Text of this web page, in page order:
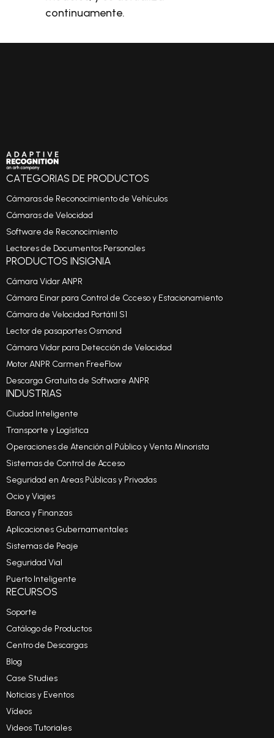
continuamente.
CATEGORIAS DE PRODUCTOS
Cámaras de Reconocimiento de Vehículos
Cámaras de Velocidad
Software de Reconocimiento
Lectores de Documentos Personales
PRODUCTOS INSIGNIA
Cámara Vidar ANPR
Cámara Einar para Control de Ccceso y Estacionamiento
Cámara de Velocidad Portátil S1
Lector de pasaportes Osmond
Cámara Vidar para Detección de Velocidad
Motor ANPR Carmen FreeFlow
Descarga Gratuita de Software ANPR
INDUSTRIAS
Ciudad Inteligente
Transporte y Logística
Operaciones de Atención al Público y Venta Minorista
Sistemas de Control de Acceso
Seguridad en Areas Públicas y Privadas
Ocio y Viajes
Banca y Finanzas
Aplicaciones Gubernamentales
Sistemas de Peaje
Seguridad Vial
Puerto Inteligente
RECURSOS
Soporte
Catálogo de Productos
Centro de Descargas
Blog
Case Studies
Noticias y Eventos
Vídeos
Videos Tutoriales